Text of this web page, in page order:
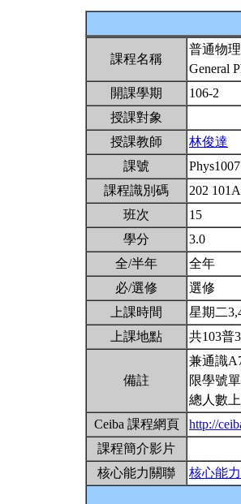
課程名稱
普通物
General
開課學期
106-2
授課對象
授課教師
林俊達
課號
Phys1007
課程識別碼
202
班次
15
學分
3.0
全/半年
全年
必/選修
選修
上課時間
星期二
上課地點
共103普
備註
兼通識
限學號
總人數
Ceiba 課程網頁
http://
課程簡介影片
核心能力關聯
核心能